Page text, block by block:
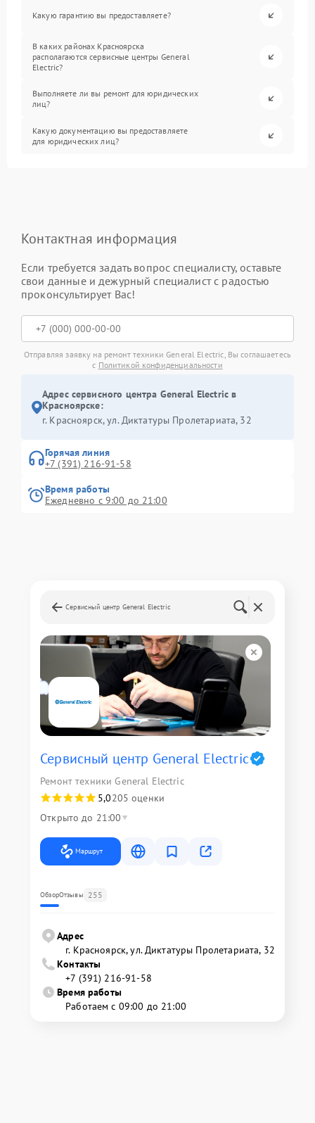
Какую гарантию вы предоставляете?
В каких районах Красноярска
располагаются сервисные центры General
Electric?
Выполняете ли вы ремонт для юридических
лиц?
Какую документацию вы предоставляете
для юридических лиц?
Контактная информация
Если требуется задать вопрос специалисту, оставьте
свои данные и дежурный специалист с радостью
проконсультирует Вас!
Отправляя заявку на ремонт техники General Electric, Вы соглашаетесь
с Политикой конфиденциальности
Адрес сервисного центра General Electric в
Красноярске:
г. Красноярск, ул. Диктатуры Пролетариата, 32
Горячая линия
+7 (391) 216-91-58
Время работы
Ежедневно с 9:00 до 21:00
Сервисный центр General Electric
Сервисный центр General Electric
Ремонт техники General Electric
5,0205 оценки
Открыто до 21:00
Маршрут
ОбзорОтзывы 255
Адрес
г. Красноярск, ул. Диктатуры Пролетариата, 32
Контакты
+7 (391) 216-91-58
Время работы
Работаем с 09:00 до 21:00